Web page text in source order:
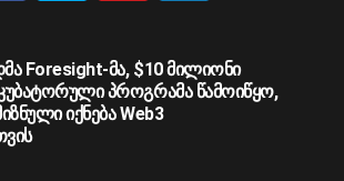
Foresight-მა, $10 მილიონი
პროგრამა წამოიწყო,
იქნება Web3